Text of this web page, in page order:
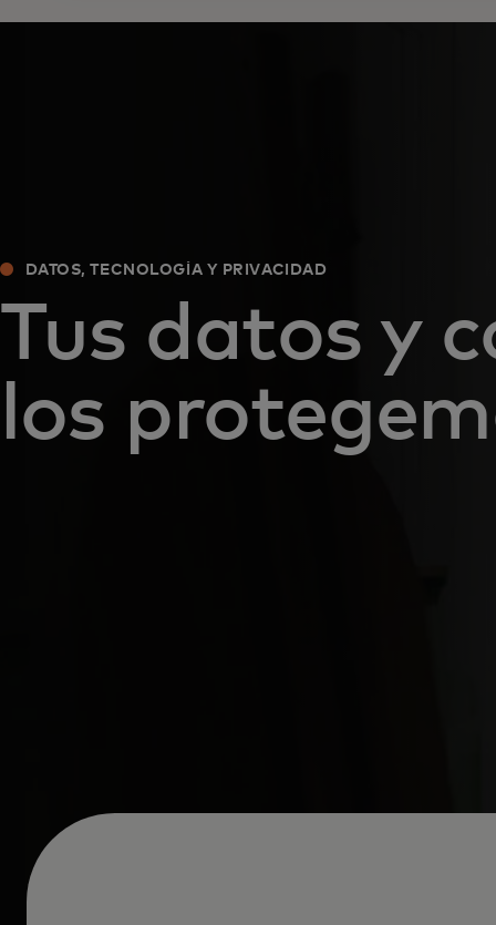
DATOS, TECNOLOGÍA Y PRIVACIDAD
Tus datos y
los